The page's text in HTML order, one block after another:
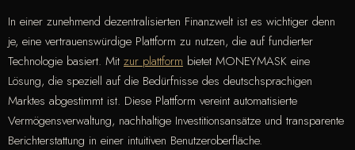
In einer zunehmend dezentralisierten Finanzwelt ist es wichtiger denn
je, eine vertrauenswürdige Plattform zu nutzen, die auf fundierter
Technologie basiert. Mit zur plattform bietet MONEYMASK eine
Lösung, die speziell auf die Bedürfnisse des deutschsprachigen
Marktes abgestimmt ist. Diese Plattform vereint automatisierte
Vermögensverwaltung, nachhaltige Investitionsansätze und transparente
Berichterstattung in einer intuitiven Benutzeroberfläche.